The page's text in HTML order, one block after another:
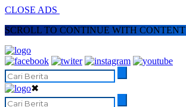
CLOSE ADS
SCROLL TO CONTINUE WITH CONTENT
✖